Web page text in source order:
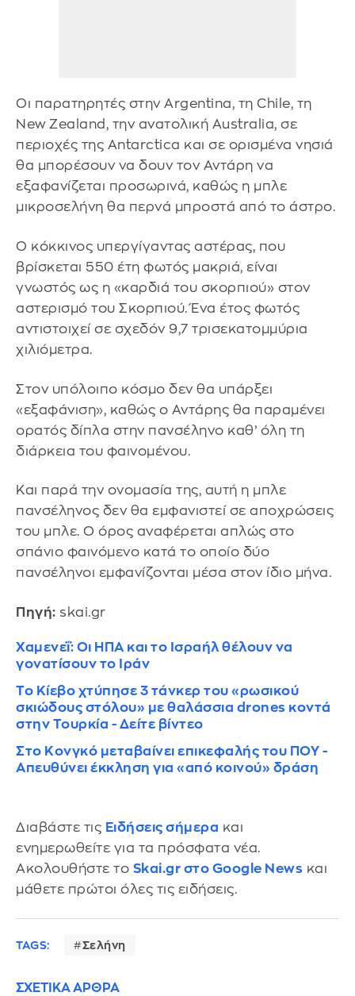
Οι παρατηρητές στην Argentina, τη Chile, τη
New Zealand, την ανατολική Australia, σε
περιοχές της Antarctica και σε ορισμένα νησιά
θα μπορέσουν να δουν τον Αντάρη να
εξαφανίζεται προσωρινά, καθώς η μπλε
μικροσελήνη θα περνά μπροστά από το άστρο.
Ο κόκκινος υπεργίγαντας αστέρας, που
βρίσκεται 550 έτη φωτός μακριά, είναι
γνωστός ως η «καρδιά του σκορπιού» στον
αστερισμό του Σκορπιού. Ένα έτος φωτός
αντιστοιχεί σε σχεδόν 9,7 τρισεκατομμύρια
χιλιόμετρα.
Στον υπόλοιπο κόσμο δεν θα υπάρξει
«εξαφάνιση», καθώς ο Αντάρης θα παραμένει
ορατός δίπλα στην πανσέληνο καθ’ όλη τη
διάρκεια του φαινομένου.
Και παρά την ονομασία της, αυτή η μπλε
πανσέληνος δεν θα εμφανιστεί σε αποχρώσεις
του μπλε. Ο όρος αναφέρεται απλώς στο
σπάνιο φαινόμενο κατά το οποίο δύο
πανσέληνοι εμφανίζονται μέσα στον ίδιο μήνα.
Πηγή: skai.gr
Χαμενεΐ: Oι ΗΠΑ και το Ισραήλ θέλουν να
γονατίσουν το Ιράν
Το Κίεβο χτύπησε 3 τάνκερ του «ρωσικού
σκιώδους στόλου» με θαλάσσια drones κοντά
στην Τουρκία - Δείτε βίντεο
Στο Κονγκό μεταβαίνει επικεφαλής του ΠΟΥ -
Απευθύνει έκκληση για «από κοινού» δράση
Διαβάστε τις Ειδήσεις σήμερα και
ενημερωθείτε για τα πρόσφατα νέα.
Ακολουθήστε το Skai.gr στο Google News και
μάθετε πρώτοι όλες τις ειδήσεις.
TAGS: Σελήνη
ΣΧΕΤΙΚΑ ΑΡΘΡΑ